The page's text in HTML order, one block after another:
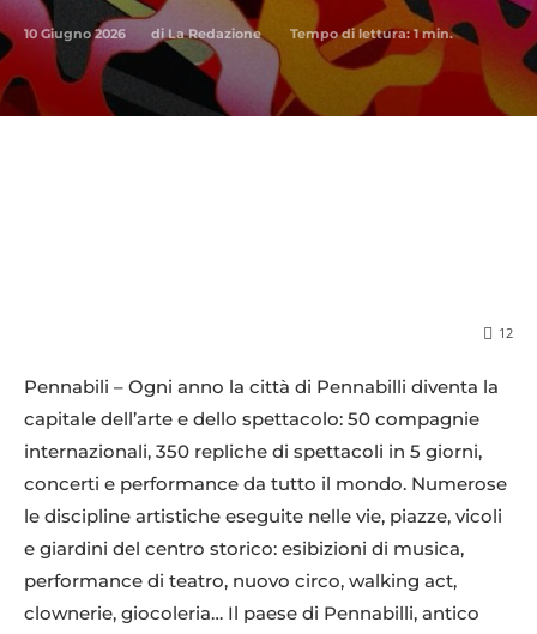
10 Giugno 2026 di La Redazione Tempo di lettura:1min.
12
Pennabili – Ogni anno la città di Pennabilli diventa la
capitale dell’arte e dello spettacolo: 50 compagnie
internazionali, 350 repliche di spettacoli in 5 giorni,
concerti e performance da tutto il mondo. Numerose
le discipline artistiche eseguite nelle vie, piazze, vicoli
e giardini del centro storico: esibizioni di musica,
performance di teatro, nuovo circo, walking act,
clownerie, giocoleria… Il paese di Pennabilli, antico